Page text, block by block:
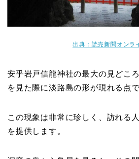
出典：読売新聞オンラ
安乎岩戸信龍神社の最大の見どこ
を見た際に淡路島の形が現れる点で
この現象は非常に珍しく、訪れる
を提供します。